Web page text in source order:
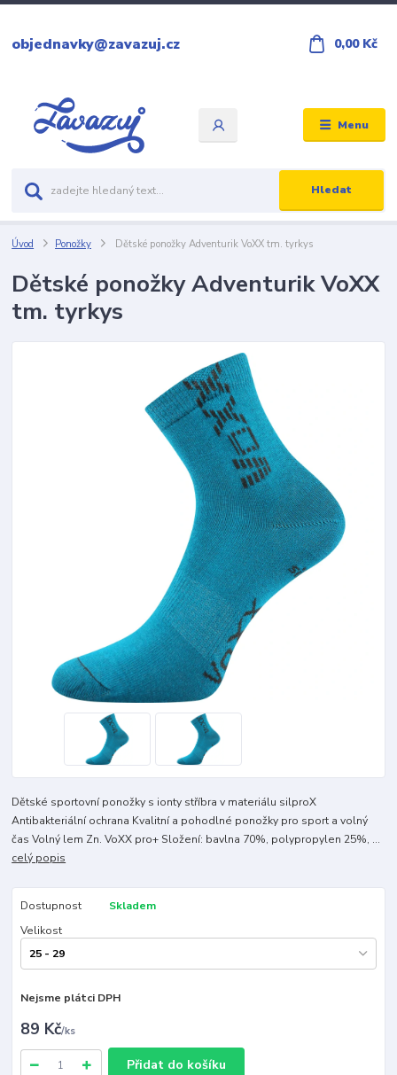
Menu
Hledat
objednavky@zavazuj.cz 0,00 Kč
Úvod Ponožky Dětské ponožky Adventurik VoXX tm. tyrkys
Dětské ponožky Adventurik VoXX
tm. tyrkys
Dětské sportovní ponožky s ionty stříbra v materiálu silproX
Antibakteriální ochrana Kvalitní a pohodlné ponožky pro sport a volný
čas Volný lem Zn. VoXX pro+ Složení: bavlna 70%, polypropylen 25%, ...
celý popis
Dostupnost
Skladem
Velikost
Nejsme plátci DPH
89 Kč/ks
Přidat do košíku